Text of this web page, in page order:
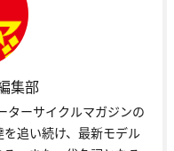
集部
ターサイクルマガジンの
追い続け、最新モデル